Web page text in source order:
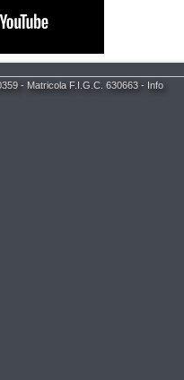
- Matricola F.I.G.C. 630663 - Info